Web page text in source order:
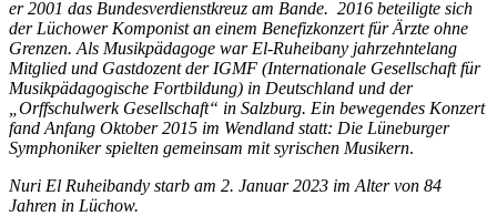
er 2001 das Bundesverdienstkreuz am Bande. 2016 beteiligte sich
der Lüchower Komponist an einem Benefizkonzert für Ärzte ohne
Grenzen. Als Musikpädagoge war El-Ruheibany jahrzehntelang
Mitglied und Gastdozent der IGMF (Internationale Gesellschaft für
Musikpädagogische Fortbildung) in Deutschland und der
„Orffschulwerk Gesellschaft“ in Salzburg. Ein bewegendes Konzert
fand Anfang Oktober 2015 im Wendland statt: Die Lüneburger
Symphoniker spielten gemeinsam mit syrischen Musikern.
Nuri El Ruheibandy starb am 2. Januar 2023 im Alter von 84
Jahren in Lüchow.